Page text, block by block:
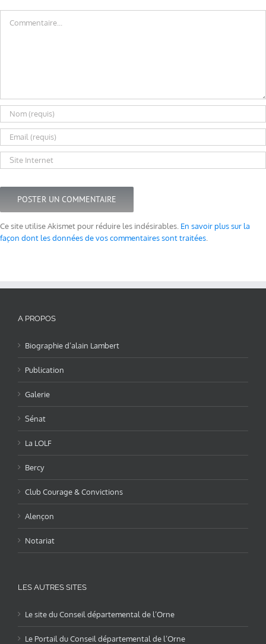
Ce site utilise Akismet pour réduire les indésirables. En savoir plus sur la
façon dont les données de vos commentaires sont traitées
A PROPOS
Biographie d’alain Lambert
Publication
Galerie
Sénat
La LOLF
Bercy
Club Courage & Convictions
Alençon
Notariat
LES AUTRES SITES
Le site du Conseil départemental de l’Orne
Le Portail du Conseil départemental de l’Orne